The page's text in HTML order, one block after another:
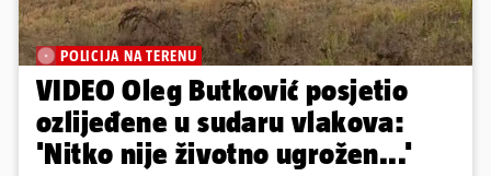
POLICIJA NA TERENU
VIDEO Oleg Butković posjetio
ozlijeđene u sudaru vlakova:
'Nitko nije životno ugrožen...'